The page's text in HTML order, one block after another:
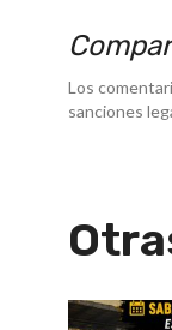
Los
sanciones